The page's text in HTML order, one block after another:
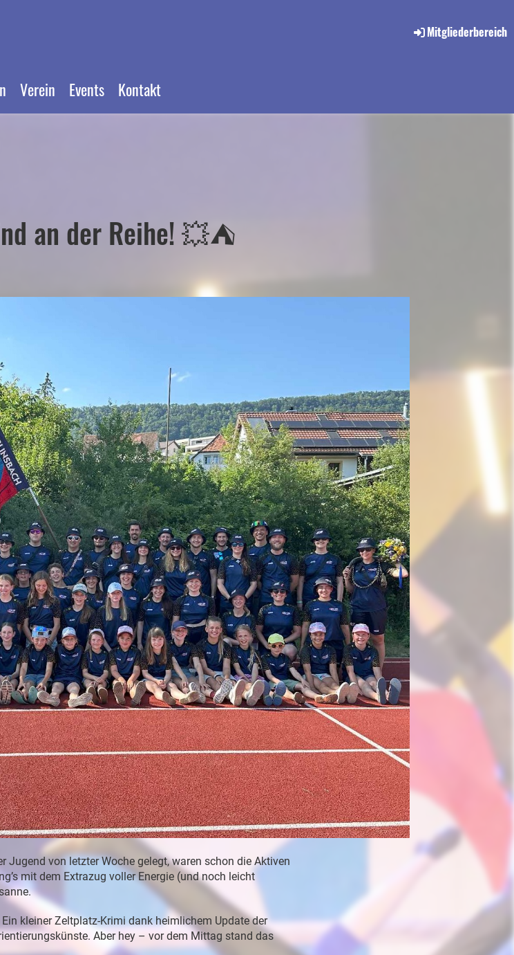
Mitgliederbereich
Verein Events Kontakt
an der Reihe! 💥⛺️
Jugend von letzter Woche gelegt, waren schon die Aktiven
mit dem Extrazug voller Energie (und noch leicht
kleiner Zeltplatz-Krimi dank heimlichem Update der
Aber hey – vor dem Mittag stand das